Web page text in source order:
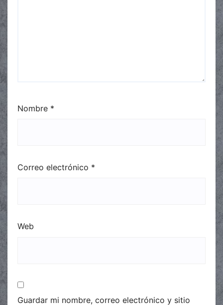
Nombre *
Correo electrónico *
Web
Guardar mi nombre, correo electrónico y sitio